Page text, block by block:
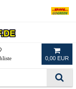
0,00 EUR